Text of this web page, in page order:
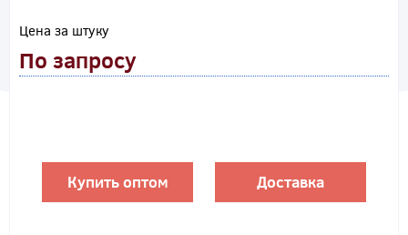
Цена за штуку
По запросу
Купить оптом Доставка